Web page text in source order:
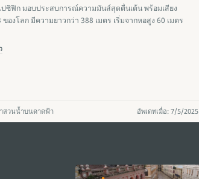
ปซิฟิก มอบประสบการณ์ความมันส์สุดตื่นเต้น พร้อมเสียง
งโลก มีความยาวกว่า 388 เมตร เริ่มจากหอสูง 60 เมตร
อัพเดทเมื่อ: 7/5/2025
สวนน้ำบนดาดฟ้า